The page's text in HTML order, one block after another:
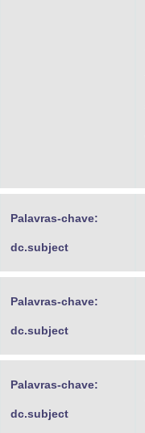
Palavras-chave:
dc.subject
Palavras-chave:
dc.subject
Palavras-chave:
dc.subject